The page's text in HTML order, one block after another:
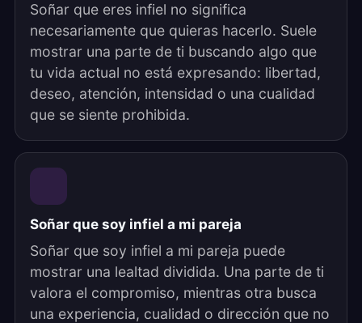
Soñar que eres infiel no significa
necesariamente que quieras hacerlo. Suele
mostrar una parte de ti buscando algo que
tu vida actual no está expresando: libertad,
deseo, atención, intensidad o una cualidad
que se siente prohibida.
Soñar que soy infiel a mi pareja
Soñar que soy infiel a mi pareja puede
mostrar una lealtad dividida. Una parte de ti
valora el compromiso, mientras otra busca
una experiencia, cualidad o dirección que no